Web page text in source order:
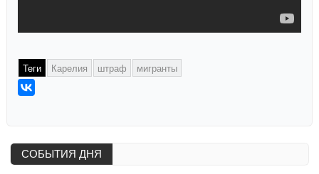
Теги Карелия штраф мигранты
СОБЫТИЯ ДНЯ